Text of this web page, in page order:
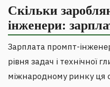
Скільки
інженери:
Зарплата промпт-
рівня задач і технічної
міжнародному ринку ця